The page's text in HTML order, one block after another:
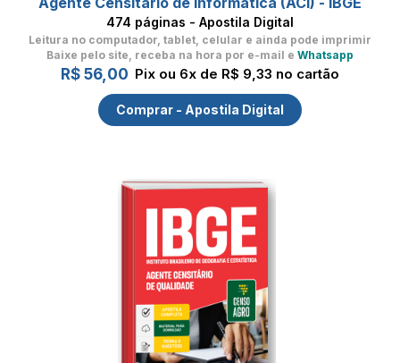
474 páginas - Apostila Digital
Leitura no computador, tablet, celular e ainda pode imprimir
Baixe pelo site, receba na hora por e-mail e Whatsapp
R$ 56,00 Pix ou 6x de R$ 9,33 no cartão
Comprar - Apostila Digital